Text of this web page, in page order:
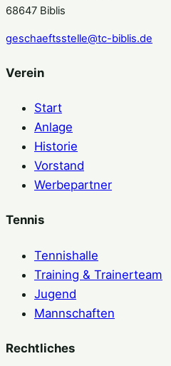
68647 Biblis
geschaeftsstelle@tc-biblis.de
Verein
Start
Anlage
Historie
Vorstand
Werbepartner
Tennis
Tennishalle
Training & Trainerteam
Jugend
Mannschaften
Rechtliches